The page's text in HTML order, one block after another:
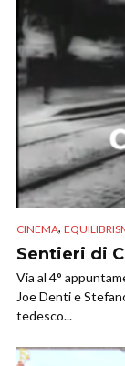
CINEMA,
Sentieri di
Via al 4°
Joe Denti e
tedesco...